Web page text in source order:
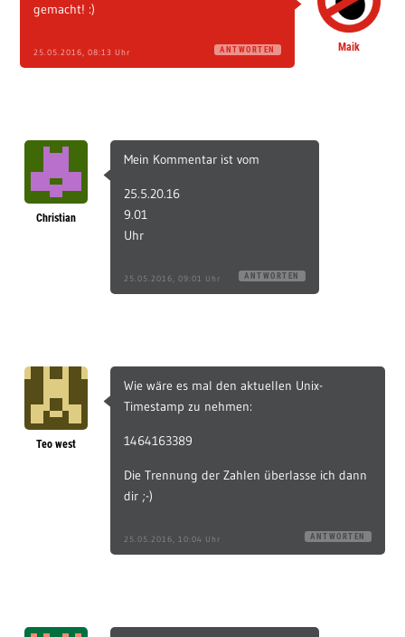
Maik
gemacht! :)
25.05.2016, 08:13 Uhr ANTWORTEN
Christian
Mein Kommentar ist vom
25.5.20.16
9.01
Uhr
25.05.2016, 09:01 Uhr ANTWORTEN
Teo west
Wie wäre es mal den aktuellen Unix-
Timestamp zu nehmen:
1464163389
Die Trennung der Zahlen überlasse ich dann
dir ;-)
25.05.2016, 10:04 Uhr ANTWORTEN